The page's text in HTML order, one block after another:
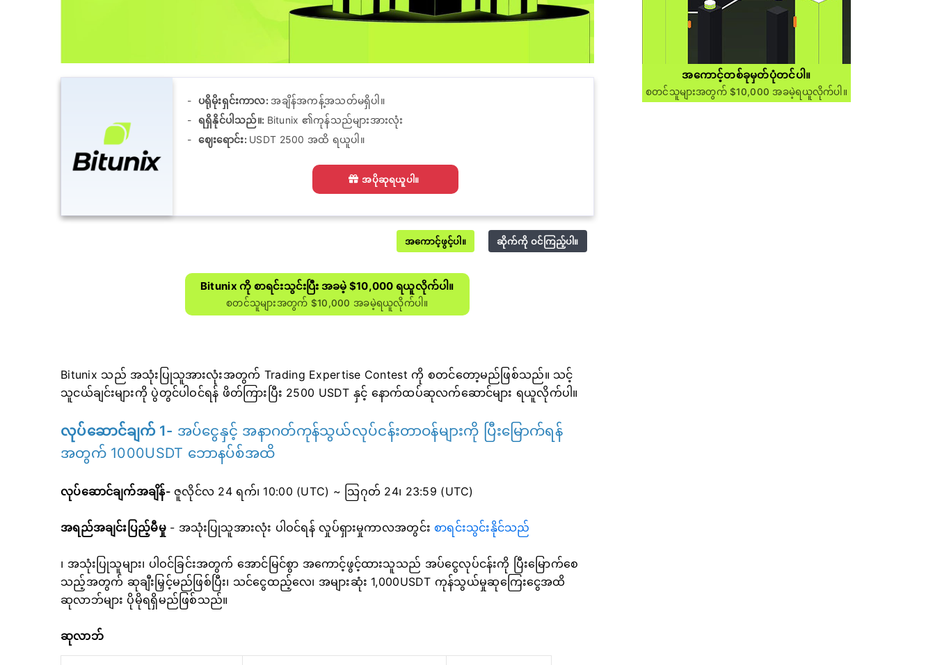
ပရိုမိုးရှင်းကာလ: အချိန်အကန့်အသတ်မရှိပါ။
ရရှိနိုင်ပါသည်။: Bitunix ၏ကုန်သည်များအားလုံး
ဈေးရောင်း: USDT 2500 အထိ ရယူပါ။
အပိုဆုရယူပါ။
အကောင့်ဖွင့်ပါ။ ဆိုက်ကို ဝင်ကြည့်ပါ။
Bitunix ကို စာရင်းသွင်းပြီး အခမဲ့ $10,000 ရယူလိုက်ပါ။
စတင်သူများအတွက် $10,000 အခမဲ့ရယူလိုက်ပါ။
Bitunix သည် အသုံးပြုသူအားလုံးအတွက် Trading Expertise Contest ကို စတင်တော့မည်ဖြစ်သည်။ သင့်
သူငယ်ချင်းများကို ပွဲတွင်ပါဝင်ရန် ဖိတ်ကြားပြီး 2500 USDT နှင့် နောက်ထပ်ဆုလက်ဆောင်များ ရယူလိုက်ပါ။
လုပ်ဆောင်ချက် 1- အပ်ငွေနှင့် အနာဂတ်ကုန်သွယ်လုပ်ငန်းတာဝန်များကို ပြီးမြောက်ရန်
အတွက် 1000USDT ဘောနပ်စ်အထိ
လုပ်ဆောင်ချက်အချိန်-ဇူလိုင်လ 24 ရက်၊ 10:00 (UTC) ~ သြဂုတ် 24၊ 23:59 (UTC)
အရည်အချင်းပြည့်မီမှု- အသုံးပြုသူအားလုံး ပါဝင်ရန်လှုပ်ရှားမှုကာလအတွင်းစာရင်းသွင်းနိုင်သည်
၊ အသုံးပြုသူများ၊ ပါဝင်ခြင်းအတွက် အောင်မြင်စွာ အကောင့်ဖွင့်ထားသူသည် အပ်ငွေလုပ်ငန်းကို ပြီးမြောက်စေ
သည့်အတွက် ဆုချီးမြှင့်မည်ဖြစ်ပြီး၊ သင်ငွေထည့်လေ၊ အများဆုံး 1,000USDT ကုန်သွယ်မှုဆုကြေးငွေအထိ
ဆုလာဘ်များ ပိုမိုရရှိမည်ဖြစ်သည်။
ဆုလာဘ်
အကောင့်တစ်ခုမှတ်ပုံတင်ပါ။
စတင်သူများအတွက် $10,000 အခမဲ့ရယူလိုက်ပါ။